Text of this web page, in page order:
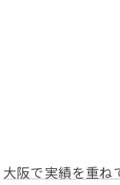
大阪で実績を重ね